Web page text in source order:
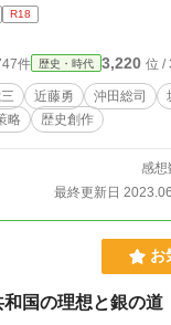
R18
件 歴史・時代 3,220 位 /
近藤勇 沖田総司
略 歴史創作
感想
最終更新日
お
国の理想と銀の道